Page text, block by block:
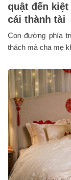
quật đến
cái thành tài
Con đường phía
thách mà cha mẹ